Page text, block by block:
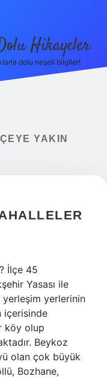
Hikayeler
dolu neşeli bilgiler!
YAKIN
İlçe 45
Yasası ile
yerlerinin
içerisinde
köy olup
Beykoz
olan çok büyük
Bozhane,